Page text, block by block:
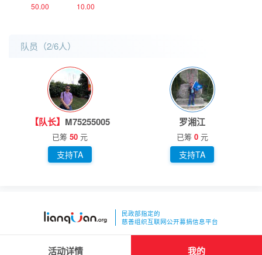
50.00 10.00
队员（2/6人）
【队长】 M75255005
已筹 50 元
支持TA
罗湘江
已筹 0元
支持TA
民政部指定的
慈善组织互联网公开募捐信息平台
活动详情 我的